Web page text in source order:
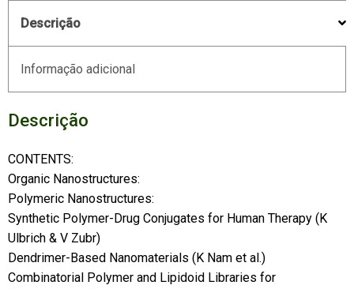
Descrição
Informação adicional
Descrição
CONTENTS:
Organic Nanostructures:
Polymeric Nanostructures:
Synthetic Polymer-Drug Conjugates for Human Therapy (K
Ulbrich & V Zubr)
Dendrimer-Based Nanomaterials (K Nam et al.)
Combinatorial Polymer and Lipidoid Libraries for